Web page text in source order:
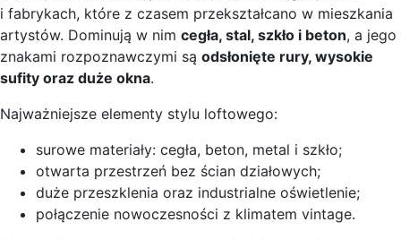
i fabrykach, które z czasem przekształcano w mieszkania
artystów. Dominują w nim cegła, stal, szkło i beton, a jego
znakami rozpoznawczymi są odsłonięte rury, wysokie
sufity oraz duże okna.
Najważniejsze elementy stylu loftowego:
surowe materiały: cegła, beton, metal i szkło;
otwarta przestrzeń bez ścian działowych;
duże przeszklenia oraz industrialne oświetlenie;
połączenie nowoczesności z klimatem vintage.